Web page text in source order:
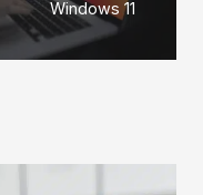
Windows 11